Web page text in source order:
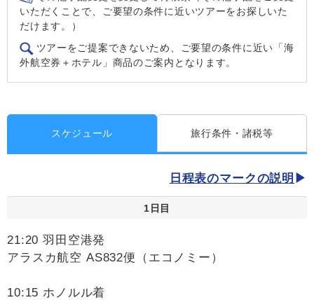
いただくことで、ご要望の条件に近いツアーをお探しいた
だけます。）
ツアーをご提案できないため、ご要望の条件に近い「海
外航空券＋ホテル」商品のご案内となります。
スケジュール 旅行条件・諸税等
日程表のマークの説明
1日目
21:20 羽田空港発
アラスカ航空 AS832便（エコノミー）
10:15 ホノルル着